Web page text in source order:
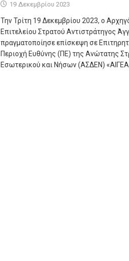
19 Δεκεμβρίου 2023
Την Τρίτη 19 Δεκεμβρίου 2023, ο
Επιτελείου Στρατού Αντιστράτηγος
πραγματοποίησε επίσκεψη σε
Περιοχή Ευθύνης (ΠΕ) της Ανώτατης
Εσωτερικού και Νήσων (ΑΣΔΕΝ)